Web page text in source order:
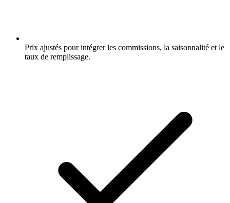
Prix ajustés pour intégrer les commissions, la saisonnalité et le
taux de remplissage.